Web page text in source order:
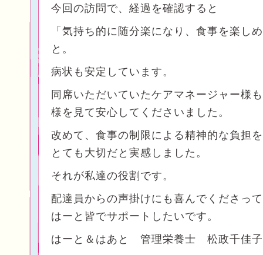
今回の訪問で、経過を確認すると
「気持ち的に随分楽になり、食事を楽し
と。
病状も安定しています。
同席いただいていたケアマネージャー様
様を見て安心してくださいました。
改めて、食事の制限による精神的な負担
とても大切だと実感しました。
それが私達の役割です。
配達員からの声掛けにも喜んでくださっ
はーと皆でサポートしたいです。
はーと＆はあと 管理栄養士 松政千佳子